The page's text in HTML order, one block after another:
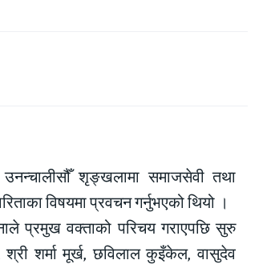
उनन्चालीसौँ शृङ्खलामा समाजसेवी तथा
विषयमा प्रवचन गर्नुभएको थियो ।
प्रमुख वक्ताको परिचय गराएपछि सुरु
शर्मा मूर्ख, छविलाल कुइँकेल, वासुदेव